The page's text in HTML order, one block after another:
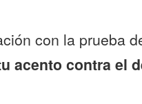
con la prueba
acento contra el